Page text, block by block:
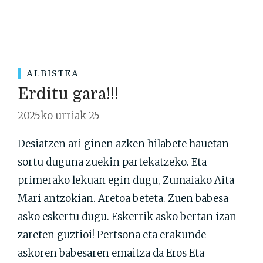
ALBISTEA
Erditu gara!!!
2025ko urriak 25
Desiatzen ari ginen azken hilabete hauetan
sortu duguna zuekin partekatzeko. Eta
primerako lekuan egin dugu, Zumaiako Aita
Mari antzokian. Aretoa beteta. Zuen babesa
asko eskertu dugu. Eskerrik asko bertan izan
zareten guztioi! Pertsona eta erakunde
askoren babesaren emaitza da Eros Eta